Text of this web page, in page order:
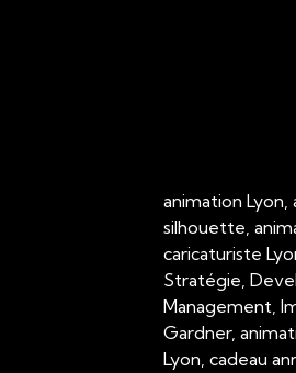
animation
silhouette,
caricaturiste
Stratégie,
Management,
Gardner,
Lyon, cadeau